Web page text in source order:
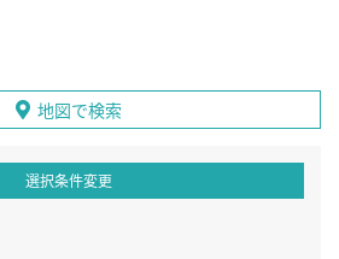
地図で検索
選択条件変更